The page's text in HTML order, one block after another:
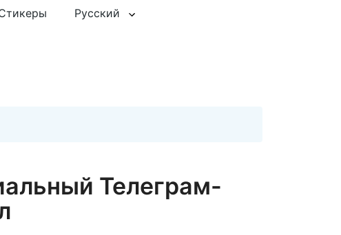
Русский
Телеграм-